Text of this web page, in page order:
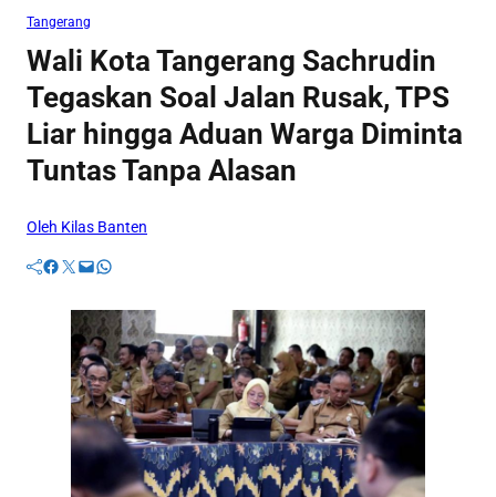
Tangerang
Wali Kota Tangerang Sachrudin
Tegaskan Soal Jalan Rusak, TPS
Liar hingga Aduan Warga Diminta
Tuntas Tanpa Alasan
Oleh Kilas Banten
Facebook Twitter Mail WhatsApp